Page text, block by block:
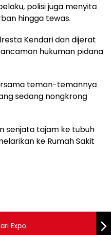
polisi juga menyita
hingga tewas.
Kendari dan dijerat
ancaman hukuman pidana
teman-temannya
sedang nongkrong
senjata tajam ke tubuh
ke Rumah Sakit
Expo